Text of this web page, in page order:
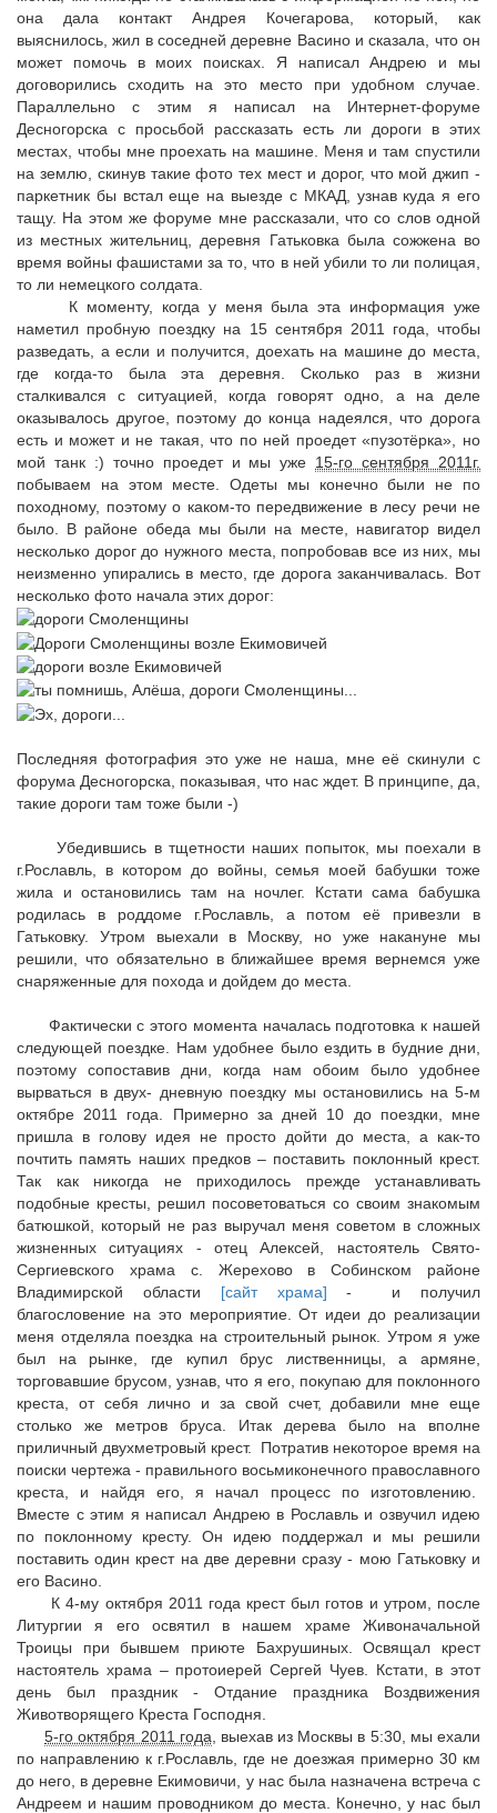
она дала контакт Андрея Кочегарова, который, как
выяснилось, жил в соседней деревне Васино и сказала, что он
может помочь в моих поисках. Я написал Андрею и мы
договорились сходить на это место при удобном случае.
Параллельно с этим я написал на Интернет-форуме
Десногорска с просьбой рассказать есть ли дороги в этих
местах, чтобы мне проехать на машине. Меня и там спустили
на землю, скинув такие фото тех мест и дорог, что мой джип -
паркетник бы встал еще на выезде с МКАД, узнав куда я его
тащу. На этом же форуме мне рассказали, что со слов одной
из местных жительниц, деревня Гатьковка была сожжена во
время войны фашистами за то, что в ней убили то ли полицая,
то ли немецкого солдата.
К моменту, когда у меня была эта информация уже
наметил пробную поездку на 15 сентября 2011 года, чтобы
разведать, а если и получится, доехать на машине до места,
где когда-то была эта деревня. Сколько раз в жизни
сталкивался с ситуацией, когда говорят одно, а на деле
оказывалось другое, поэтому до конца надеялся, что дорога
есть и может и не такая, что по ней проедет «пузотёрка», но
мой танк :) точно проедет и мы уже 15-го сентября 2011г.
побываем на этом месте. Одеты мы конечно были не по
походному, поэтому о каком-то передвижение в лесу речи не
было. В районе обеда мы были на месте, навигатор видел
несколько дорог до нужного места, попробовав все из них, мы
неизменно упирались в место, где дорога заканчивалась. Вот
несколько фото начала этих дорог:
Последняя фотография это уже не наша, мне её скинули с
форума Десногорска, показывая, что нас ждет. В принципе, да,
такие дороги там тоже были -)
Убедившись в тщетности наших попыток, мы поехали в
г.Рославль, в котором до войны, семья моей бабушки тоже
жила и остановились там на ночлег. Кстати сама бабушка
родилась в роддоме г.Рославль, а потом её привезли в
Гатьковку. Утром выехали в Москву, но уже накануне мы
решили, что обязательно в ближайшее время вернемся уже
снаряженные для похода и дойдем до места.
Фактически с этого момента началась подготовка к нашей
следующей поездке. Нам удобнее было ездить в будние дни,
поэтому сопоставив дни, когда нам обоим было удобнее
вырваться в двух- дневную поездку мы остановились на 5-м
октябре 2011 года. Примерно за дней 10 до поездки, мне
пришла в голову идея не просто дойти до места, а как-то
почтить память наших предков – поставить поклонный крест.
Так как никогда не приходилось прежде устанавливать
подобные кресты, решил посоветоваться со своим знакомым
батюшкой, который не раз выручал меня советом в сложных
жизненных ситуациях - отец Алексей, настоятель Свято-
Сергиевского храма с. Жерехово в Собинском районе
Владимирской области [сайт храма] - и получил
благословение на это мероприятие. От идеи до реализации
меня отделяла поездка на строительный рынок. Утром я уже
был на рынке, где купил брус лиственницы, а армяне,
торговавшие брусом, узнав, что я его, покупаю для поклонного
креста, от себя лично и за свой счет, добавили мне еще
столько же метров бруса. Итак дерева было на вполне
приличный двухметровый крест. Потратив некоторое время на
поиски чертежа - правильного восьмиконечного православного
креста, и найдя его, я начал процесс по изготовлению.
Вместе с этим я написал Андрею в Рославль и озвучил идею
по поклонному кресту. Он идею поддержал и мы решили
поставить один крест на две деревни сразу - мою Гатьковку и
его Васино.
К 4-му октября 2011 года крест был готов и утром, после
Литургии я его освятил в нашем храме Живоначальной
Троицы при бывшем приюте Бахрушиных. Освящал крест
настоятель храма – протоиерей Сергей Чуев. Кстати, в этот
день был праздник - Отдание праздника Воздвижения
Животворящего Креста Господня.
5-го октября 2011 года , выехав из Москвы в 5:30, мы ехали
по направлению к г.Рославль, где не доезжая примерно 30 км
до него, в деревне Екимовичи, у нас была назначена встреча с
Андреем и нашим проводником до места. Конечно, у нас был